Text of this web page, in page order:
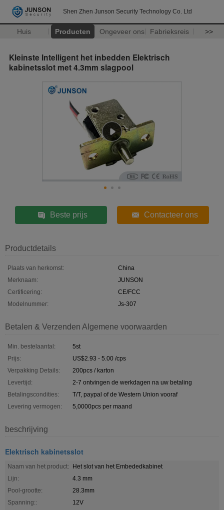
Shen Zhen Junson Security Technology Co. Ltd
Huis Producten Ongeveer ons Fabrieksreis >>
Kleinste Intelligent het inbedden Elektrisch
kabinetsslot met 4.3mm slagpool
Beste prijs Contacteer ons
Productdetails
Plaats van herkomst:
China
Merknaam:
JUNSON
Certificering:
CE/FCC
Modelnummer:
Js-307
Betalen & Verzenden Algemene voorwaarden
Min. bestelaantal:
5st
Prijs:
US$2.93 - 5.00 /cps
Verpakking Details:
200pcs / karton
Levertijd:
2-7 ontvingen de werkdagen na uw betaling
Betalingscondities:
T/T, paypal of de Western Union vooraf
Levering vermogen:
5,0000pcs per maand
beschrijving
Elektrisch kabinetsslot
Naam van het product:
Het slot van het Embededkabinet
Lijn:
4.3 mm
Pool-grootte:
28.3mm
Spanning::
12V